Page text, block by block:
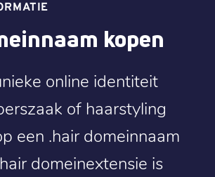
kopen
online identiteit
of haarstyling
een .hair domeinnaam
domeinextensie is